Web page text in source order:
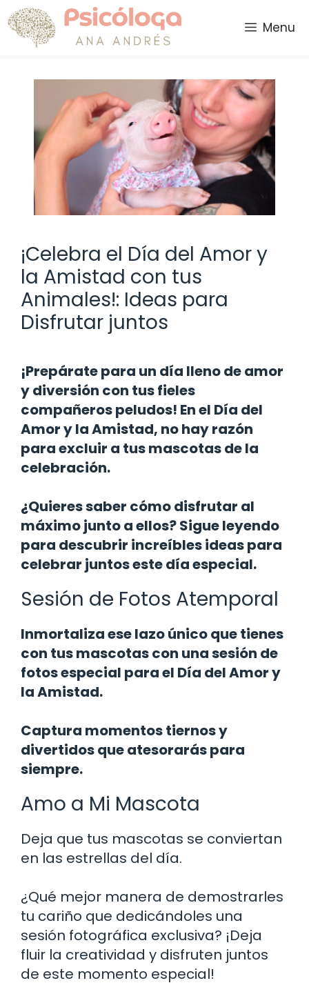
Saltar
al
contenido
Menu
¡Celebra el Día del Amor y
la Amistad con tus
Animales!: Ideas para
Disfrutar juntos
¡Prepárate para un día lleno de amor
y diversión con tus fieles
compañeros peludos! En el Día del
Amor y la Amistad, no hay razón
para excluir a tus mascotas de la
celebración.
¿Quieres saber cómo disfrutar al
máximo junto a ellos? Sigue leyendo
para descubrir increíbles ideas para
celebrar juntos este día especial.
Sesión de Fotos Atemporal
Inmortaliza ese lazo único que tienes
con tus mascotas con una sesión de
fotos especial para el Día del Amor y
la Amistad.
Captura momentos tiernos y
divertidos que atesorarás para
siempre.
Amo a Mi Mascota
Deja que tus mascotas se conviertan
en las estrellas del día.
¿Qué mejor manera de demostrarles
tu cariño que dedicándoles una
sesión fotográfica exclusiva? ¡Deja
fluir la creatividad y disfruten juntos
de este momento especial!